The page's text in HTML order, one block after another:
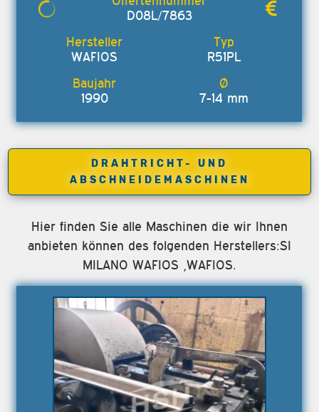
D08L/7863
WAFIOS R51PL
1990 7-14 mm
DRAHTRICHT- UND
ABSCHNEIDEMASCHINEN
Hier finden Sie alle Maschinen die wir Ihnen
anbieten können des folgenden Herstellers:SI
MILANO WAFIOS ,WAFIOS.